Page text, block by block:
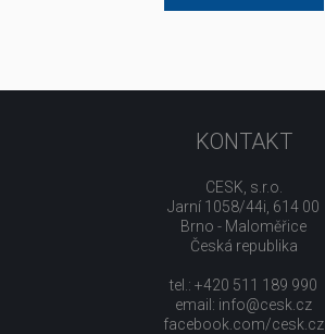
KONTAKT
CESK, s.r.o.
Jarní 1058/44i, 614 00
Brno - Maloměřice
Česká republika
tel.: +420 511 189 990
email: info@cesk.cz
facebook.com/cesk.cz